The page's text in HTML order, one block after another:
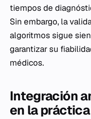
tiempos de
Sin embargo, la
algoritmos sigue
garantizar su
médicos.
Integración
en la